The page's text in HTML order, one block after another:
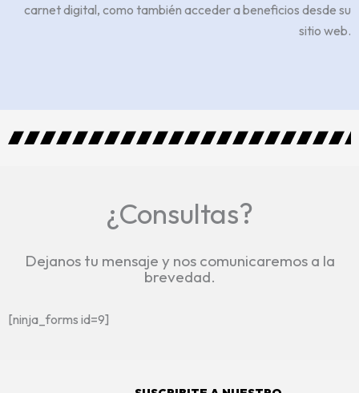
carnet digital, como también acceder a beneficios desde su
sitio web.
¿Consultas?
Dejanos tu mensaje y nos comunicaremos a la
brevedad.
[ninja_forms id=9]